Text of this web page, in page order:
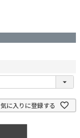
に入りに登録する